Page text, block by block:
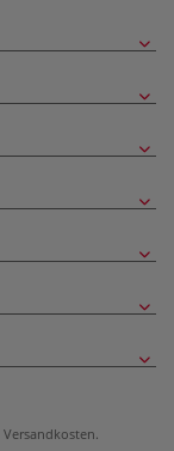
Versandkosten.